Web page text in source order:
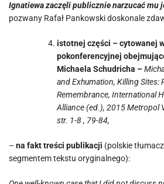
Ignatiewa zaczęli publicznie narzucać mu
pozwany Rafał Pankowski doskonale
istotnej części – cytowanej
pokonferencyjnej
Michaela Schudricha –
and Exhumation, Killing Sites:
Remembrance, International
Alliance (ed.), 2015 Metropol
str. 1-8 , 79-84,
– na fakt treści publikacji (polskie
segmentem tekstu oryginalnego):